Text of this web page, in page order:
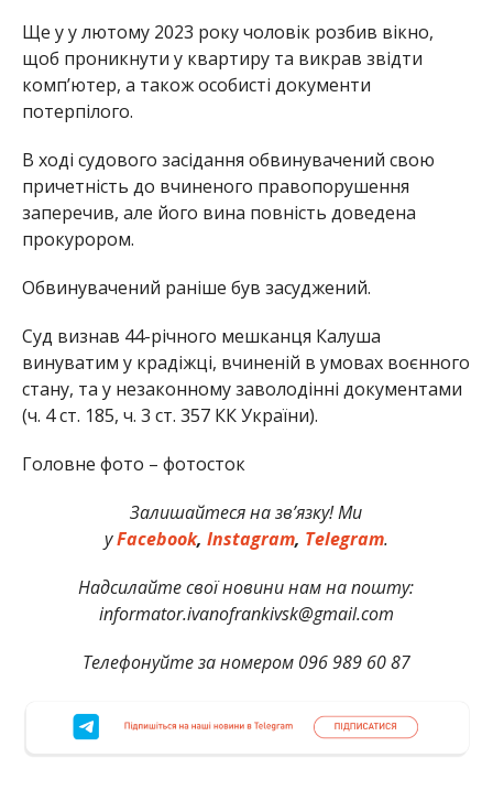
Ще у у лютому 2023 року чоловік розбив вікно,
щоб проникнути у квартиру та викрав звідти
комп’ютер, а також особисті документи
потерпілого.
В ході судового засідання обвинувачений свою
причетність до вчиненого правопорушення
заперечив, але його вина повність доведена
прокурором.
Обвинувачений раніше був засуджений.
Суд визнав 44-річного мешканця Калуша
винуватим у крадіжці, вчиненій в умовах воєнного
стану, та у незаконному заволодінні документами
(ч. 4 ст. 185, ч. 3 ст. 357 КК України).
Головне фото – фотосток
Залишайтеся на зв’язку! Ми
уFacebook, Instagram, Telegram.
Надсилайте свої новини нам на пошту:
informator.ivanofrankivsk@gmail.com
Телефонуйте за номером 096 989 60 87